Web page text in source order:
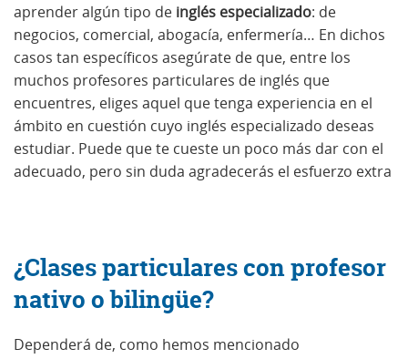
aprender algún tipo de inglés especializado: de
negocios, comercial, abogacía, enfermería… En dichos
casos tan específicos asegúrate de que, entre los
muchos profesores particulares de inglés que
encuentres, eliges aquel que tenga experiencia en el
ámbito en cuestión cuyo inglés especializado deseas
estudiar. Puede que te cueste un poco más dar con el
adecuado, pero sin duda agradecerás el esfuerzo extra
¿Clases particulares con profesor
nativo o bilingüe?
Dependerá de, como hemos mencionado